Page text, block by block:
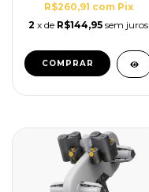
R$260,91 com Pix
2 x de R$144,95 sem juros